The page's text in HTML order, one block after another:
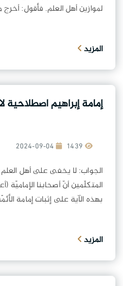
لموازين أهل العلم. فأقول:
المزيد
إمامة إبراهيم اصطلاحية
2024-09-04
الجواب: لا يخفى على أهل العلم
المتكلّمين أنّ أصحابنا الإماميّة
بهذه الآية على إثبات إمامة
المزيد